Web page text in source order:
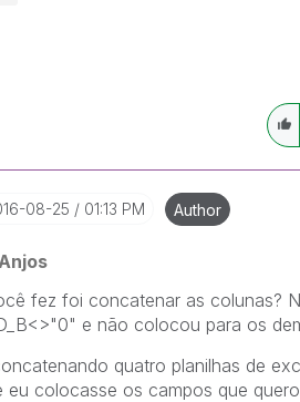
08-25 01:13 PM Author
fez foi concatenar as colunas?
e não colocou para os
quatro planilhas de
eu colocasse os campos que